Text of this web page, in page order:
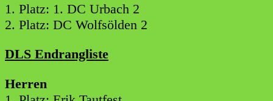
1. Platz: 1. DC Urbach 2
2. Platz: DC Wolfsölden 2
DLS Endrangliste
Herren